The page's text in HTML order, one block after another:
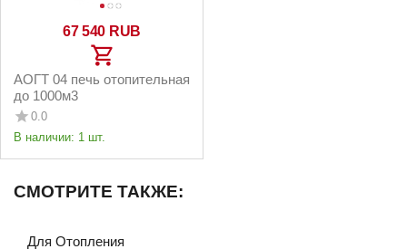
67 540 RUB
АОГТ 04 печь отопительная
до 1000м3
0.0
В наличии: 1 шт.
СМОТРИТЕ ТАКЖЕ:
Для Отопления